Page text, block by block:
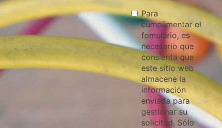
Para
cumplimentar el
fomulario, es
necesario que
consienta que
este sitio web
almacene la
información
enviada para
gestionar su
solicitud. Sólo